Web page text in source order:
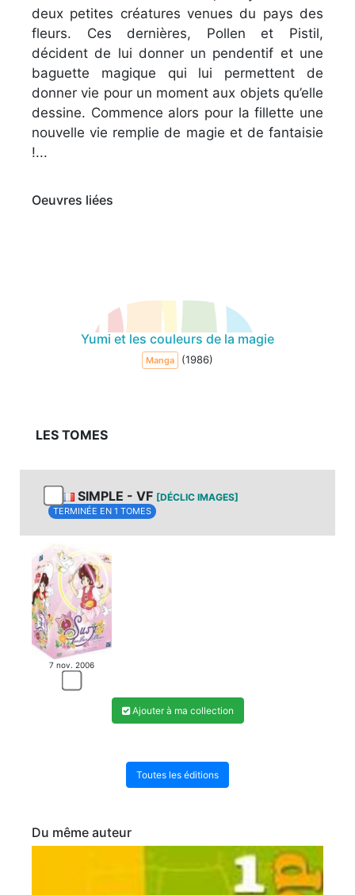
deux petites créatures venues du pays des
fleurs. Ces dernières, Pollen et Pistil,
décident de lui donner un pendentif et une
baguette magique qui lui permettent de
donner vie pour un moment aux objets qu’elle
dessine. Commence alors pour la fillette une
nouvelle vie remplie de magie et de fantaisie
!...
Oeuvres liées
Yumi et les couleurs de la magie
Manga (1986)
LES TOMES
SIMPLE - VF [DÉCLIC IMAGES]
TERMINÉE EN 1 TOMES
7 nov. 2006
Ajouter à ma collection
Toutes les éditions
Du même auteur